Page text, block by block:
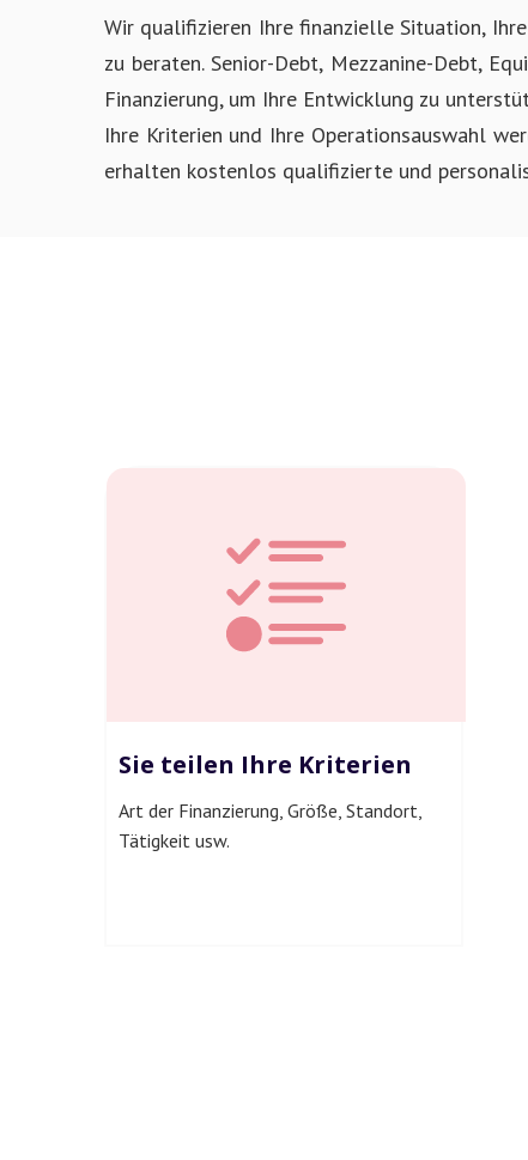
Wir qualifizieren Ihre finanzielle Situation,
zu beraten. Senior-Debt, Mezzanine-Debt,
Finanzierung, um Ihre Entwicklung zu
Ihre Kriterien und Ihre Operationsauswahl
erhalten kostenlos qualifizierte und
Sie teilen Ihre Kriterien
Art der Finanzierung, Größe, Standort,
Tätigkeit usw.